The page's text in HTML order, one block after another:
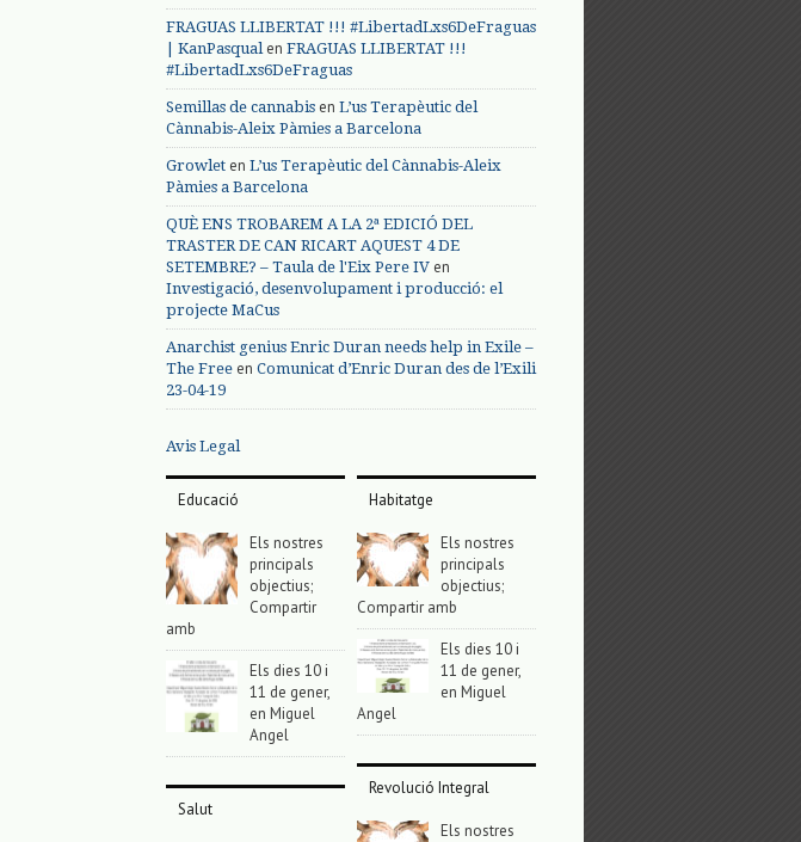
FRAGUAS LLIBERTAT !!! #LibertadLxs6DeFraguas
| KanPasqualen FRAGUAS LLIBERTAT !!!
#LibertadLxs6DeFraguas
Semillas de cannabis en L’us Terapèutic del
Cànnabis-Aleix Pàmies a Barcelona
Growlet en L’us Terapèutic del Cànnabis-Aleix
Pàmies a Barcelona
QUÈ ENS TROBAREM A LA 2ª EDICIÓ DEL
TRASTER DE CAN RICART AQUEST 4 DE
SETEMBRE? – Taula de l'Eix Pere IV en
Investigació, desenvolupament i producció: el
projecte MaCus
Anarchist genius Enric Duran needs help in Exile –
The Free en Comunicat d’Enric Duran des de l’Exili
23-04-19
Avis Legal
Educació
Els nostres
principals
objectius;
Compartir
amb
Els dies 10 i
11 de gener,
en Miguel
Angel
Salut
Habitatge
Els nostres
principals
objectius;
Compartir amb
Els dies 10 i
11 de gener,
en Miguel
Angel
Revolució Integral
Els nostres